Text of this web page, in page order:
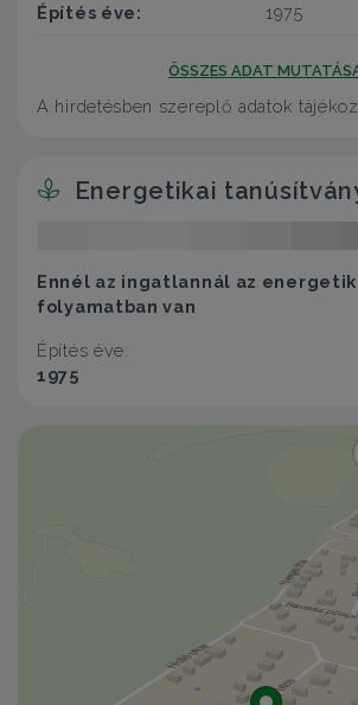
Építés éve: 1975
ÖSSZES ADAT
A hirdetésben szereplő adatok
Energetikai
Ennél az ingatlannál az
folyamatban van
Építés éve:
1975